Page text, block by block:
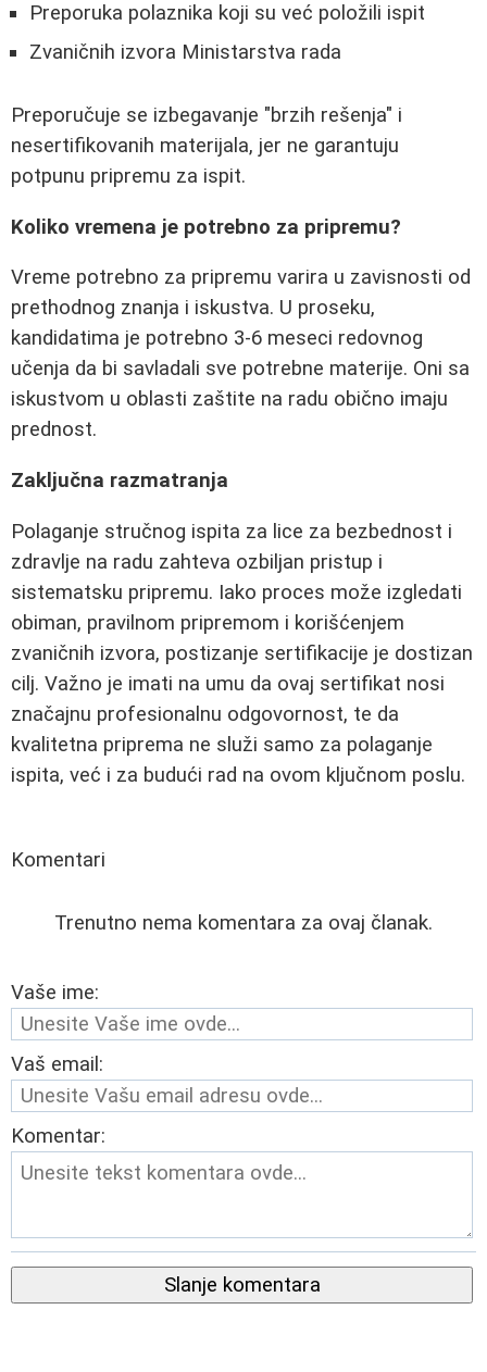
Preporuka polaznika koji su već položili ispit
Zvaničnih izvora Ministarstva rada
Preporučuje se izbegavanje "brzih rešenja" i
nesertifikovanih materijala, jer ne garantuju
potpunu pripremu za ispit.
Koliko vremena je potrebno za pripremu?
Vreme potrebno za pripremu varira u zavisnosti od
prethodnog znanja i iskustva. U proseku,
kandidatima je potrebno 3-6 meseci redovnog
učenja da bi savladali sve potrebne materije. Oni sa
iskustvom u oblasti zaštite na radu obično imaju
prednost.
Zaključna razmatranja
Polaganje stručnog ispita za lice za bezbednost i
zdravlje na radu zahteva ozbiljan pristup i
sistematsku pripremu. Iako proces može izgledati
obiman, pravilnom pripremom i korišćenjem
zvaničnih izvora, postizanje sertifikacije je dostizan
cilj. Važno je imati na umu da ovaj sertifikat nosi
značajnu profesionalnu odgovornost, te da
kvalitetna priprema ne služi samo za polaganje
ispita, već i za budući rad na ovom ključnom poslu.
Komentari
Trenutno nema komentara za ovaj članak.
Vaše ime:
Vaš email:
Komentar:
Slanje komentara